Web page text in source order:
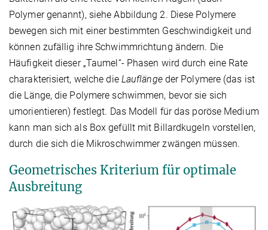
Polymer genannt), siehe Abbildung 2. Diese Polymere
bewegen sich mit einer bestimmten Geschwindigkeit und
können zufällig ihre Schwimmrichtung ändern. Die
Häufigkeit dieser „Taumel“- Phasen wird durch eine Rate
charakterisiert, welche die Lauflängeder Polymere (das ist
die Länge, die Polymere schwimmen, bevor sie sich
umorientieren) festlegt. Das Modell für das poröse Medium
kann man sich als Box gefüllt mit Billardkugeln vorstellen,
durch die sich die Mikroschwimmer zwängen müssen.
Geometrisches Kriterium für optimale
Ausbreitung